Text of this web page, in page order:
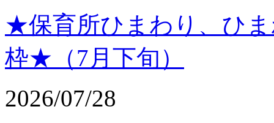
★保育所ひまわり、ひ
枠★（7月下旬）
2026/07/28